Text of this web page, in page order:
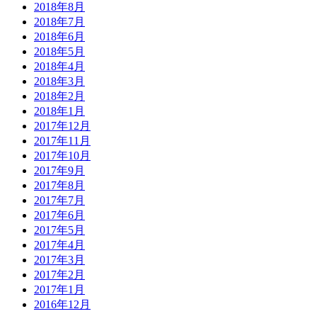
2018年8月
2018年7月
2018年6月
2018年5月
2018年4月
2018年3月
2018年2月
2018年1月
2017年12月
2017年11月
2017年10月
2017年9月
2017年8月
2017年7月
2017年6月
2017年5月
2017年4月
2017年3月
2017年2月
2017年1月
2016年12月